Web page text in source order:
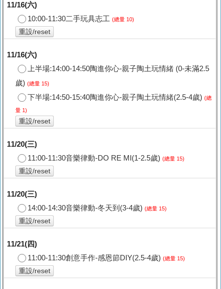
11/16(六)
10:00-11:30二手玩具志工 (總量 10)
重設/reset
11/16(六)
上半場:14:00-14:50陶進你心-親子陶土玩情緒 (0-未滿2.5
歲) (總量 15)
下半場:14:50-15:40陶進你心-親子陶土玩情緒(2.5-4歲) (總
量 1)
重設/reset
11/20(三)
11:00-11:30音樂律動-DO RE MI(1-2.5歲) (總量 15)
重設/reset
11/20(三)
14:00-14:30音樂律動-冬天到(3-4歲) (總量 15)
重設/reset
11/21(四)
11:00-11:30創意手作-感恩節DIY(2.5-4歲) (總量 15)
重設/reset